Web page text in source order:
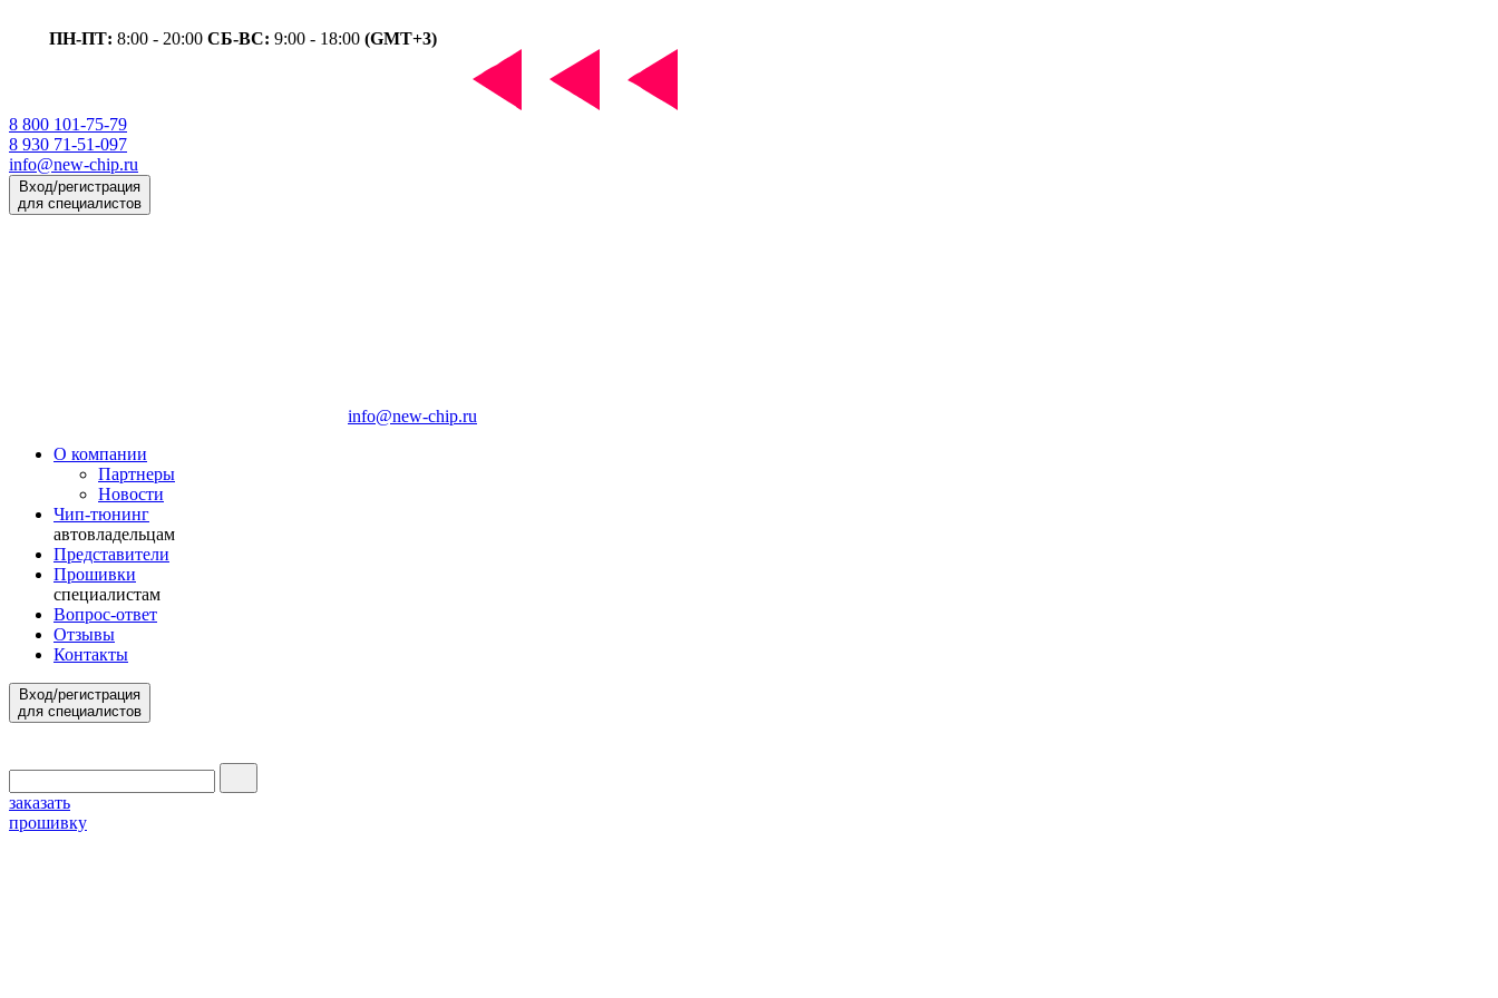
ПН-ПТ: 8:00 - 20:00 СБ-ВС: 9:00 - 18:00 (GMT+3)
8 800 101-75-79
8 930 71-51-097
info@new-chip.ru
Вход/регистрация
для специалистов
info@new-chip.ru
О компании
Партнеры
Новости
Чип-тюнинг
автовладельцам
Представители
Прошивки
специалистам
Вопрос-ответ
Отзывы
Контакты
Вход/регистрация
для специалистов
заказать
прошивку